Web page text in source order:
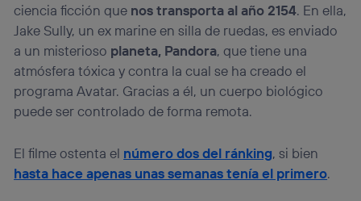
ciencia ficción que nos transporta al año 2154. En ella,
Jake Sully, un ex marine en silla de ruedas, es enviado
a un misterioso planeta, Pandora, que tiene una
atmósfera tóxica y contra la cual se ha creado el
programa Avatar. Gracias a él, un cuerpo biológico
puede ser controlado de forma remota.
El filme ostenta el número dos del ránking, si bien
hasta hace apenas unas semanas tenía el primero.